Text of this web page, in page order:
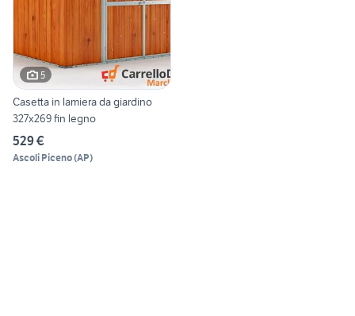
5
Casetta in lamiera da giardino
327x269 fin legno
529 €
Ascoli Piceno(AP)